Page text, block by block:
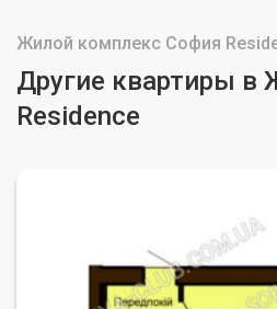
Жилой комплекс София
Другие квартиры в
Residence